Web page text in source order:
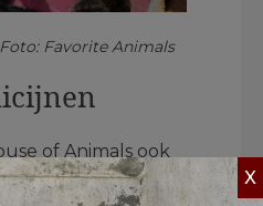
Favorite Animals
of Animals ook
Favorite
X